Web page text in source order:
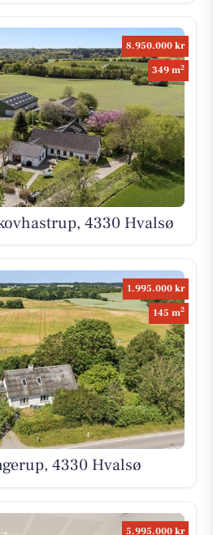
8.950.000 kr
349 m2
4330 Hvalsø
1.995.000 kr
145 m2
4330 Hvalsø
5.995.000 kr